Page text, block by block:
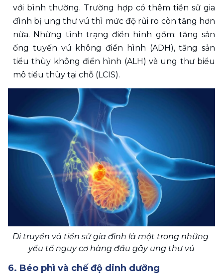
với bình thường. Trường hợp có thêm tiền sử gia
đình bị ung thư vú thì mức độ rủi ro còn tăng hơn
nữa. Những tình trạng điển hình gồm: tăng sản
ống tuyến vú không điển hình (ADH), tăng sản
tiểu thùy không điển hình (ALH) và ung thư biểu
mô tiểu thùy tại chỗ (LCIS).
Di truyền và tiền sử gia đình là một trong những
yếu tố nguy cơ hàng đầu gây ung thư vú
6. Béo phì và chế độ dinh dưỡng